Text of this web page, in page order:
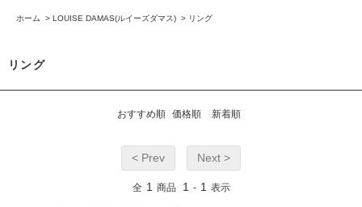
ホーム > LOUISE DAMAS(ルイーズダマス) > リング
リング
おすすめ順 価格順 新着順
< Prev Next >
全 1 商品 1 - 1 表示